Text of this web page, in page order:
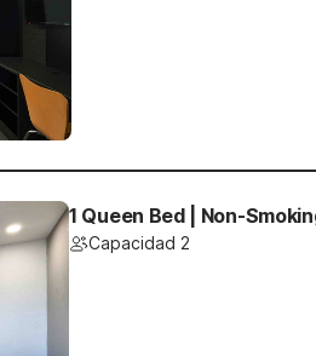
1 Queen Bed | Non-
Capacidad 2